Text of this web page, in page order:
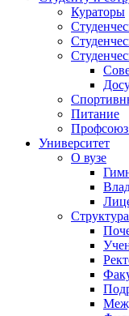
Кураторы
Питание
Профсоюз
Университет
О вузе
Структура